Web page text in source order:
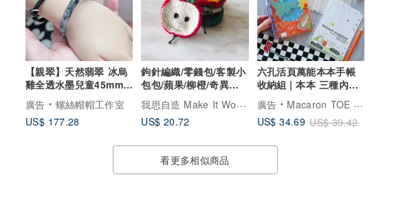
【親翠】天然翡翠 冰烏
雞全透水墨兒童45mm手
鐲
廣告
螺絲帽帽工作室
US$ 177.28
鉤針編織/零錢包/客製小
包包/蘋果/柳橙/奇異果/
小玉西瓜/番茄
我思自造 Make It Worth
US$ 20.72
六孔活頁萬能本本手帳
收納組 | 本本 三種內袋
週記事功能頁
廣告
Macaron TOE 馬卡龍腳趾
US$ 34.69 US$ 39.42
看更多相似商品